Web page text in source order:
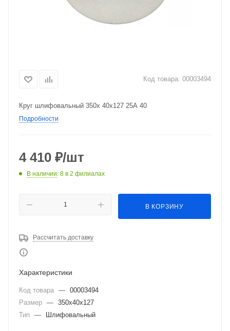
Код товара: 00003494
Круг шлифовальный 350х 40х127 25А 40
Подробности
4 410 ₽/шт
В наличии: 8 в 2 филиалах
В КОРЗИНУ
Рассчитать доставку
Характеристики
Код товара — 00003494
Размер — 350х40х127
Тип
— Шлифовальный